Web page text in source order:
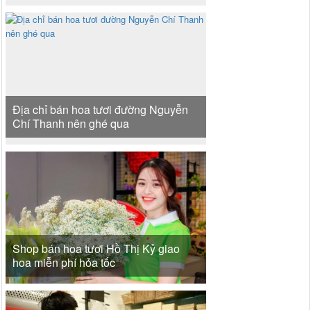
Địa chỉ bán hoa tươi đường Nguyễn
Chí Thanh nên ghé qua
Shop bán hoa tươi Hồ Thị Kỷ giao
hoa miễn phí hỏa tốc